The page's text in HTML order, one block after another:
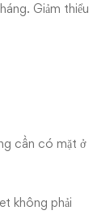
Giảm thiểu
cần có mặt ở
không phải